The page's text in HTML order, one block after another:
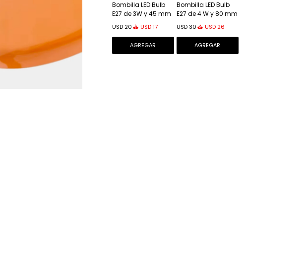
Bombilla LED Bulb
E27 de 3W y 45 mm
luz neutra
USD 20 USD17
Bombilla LED Bulb
E27 de 4 W y 80 mm
luz cálida
USD30 USD 26